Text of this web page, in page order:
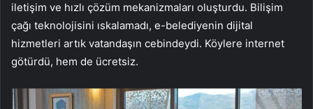
iletişim ve hızlı çözüm mekanizmaları oluşturdu. Bilişim
çağı teknolojisini ıskalamadı, e-belediyenin dijital
hizmetleri artık vatandaşın cebindeydi. Köylere internet
götürdü, hem de ücretsiz.